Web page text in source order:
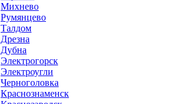
Михнево
Румянцево
Талдом
Дрезна
Дубна
Электрогорск
Электроугли
Черноголовка
Краснознаменск